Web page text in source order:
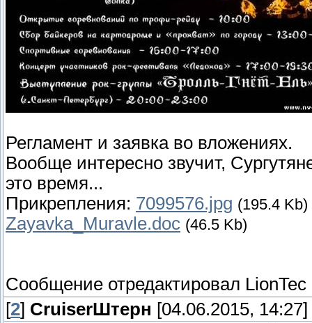
Регламент и заявка во вложениях.
Вообще интересно звучит,
это время...
Прикрепления: 7099576.jpg (195.4 Kb)
Zayavka_Muravle.doc (46.5 Kb)
Сообщение отредактировал LionTec
[2] СruiserШтерн [04.06.2015, 14:27]